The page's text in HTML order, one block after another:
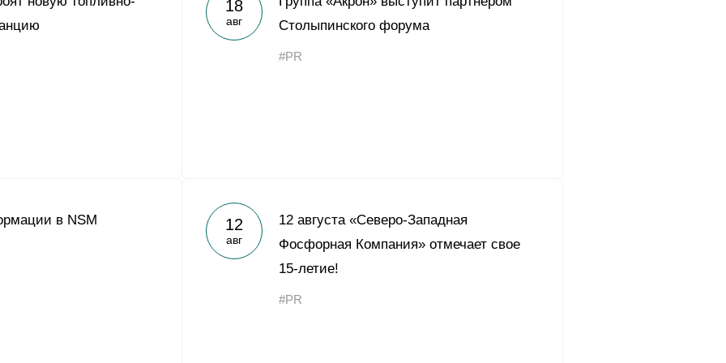
Yong Sheng Feng
Acron Argentina S.R.L
18
авг
Столыпинского форума
#PR
в NSM 12
авг
12 августа «Северо-Западная
Фосфорная Компания» отмечает свое
15-летие!
#PR